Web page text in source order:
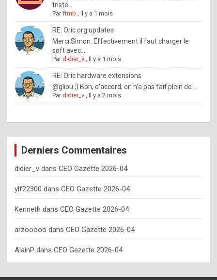
n
o
w
h
o
w
o
e
y
o
u
s
h
o
triste...
Parftmb ,Il y a 1 mois
RE: Oric.org updates
Merci Simon. Effectivement il faut charger le
soft avec...
Pardidier_v ,Il y a 1 mois
RE: Oric hardware extensions
@gliou ;) Bon, d'accord, on n'a pas fait plein de ...
Pardidier_v ,Il y a 2 mois
Derniers Commentaires
didier_v dans CEO Gazette 2026-04
ylf22300 dans CEO Gazette 2026-04
Kenneth dans CEO Gazette 2026-04
arzooooo dans CEO Gazette 2026-04
AlainP dans CEO Gazette 2026-04